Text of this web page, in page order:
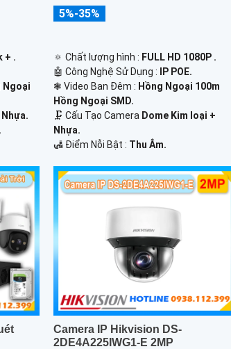
+ .
Ngoại
5%-35%
🔅 Chất lượng hình : FULL HD 1080P .
🤖️ Công Nghệ Sử Dụng : IP POE.
❃ Video Ban Đêm : Hồng Ngoại 100m
Hồng Ngoại SMD.
🗜️ Cấu Tạo Camera Dome Kim loại +
Nhựa.
️🛃 Điểm Nỗi Bật : Thu Âm.
Camera IP Hikvision DS-
2DE4A225IWG1-E 2MP